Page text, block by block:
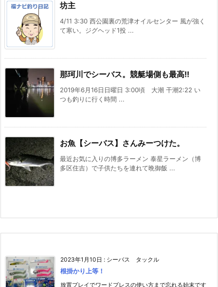
坊主
4/11 3:30 西公園裏の荒津オイルセンター 風が強く
て寒い。ジグヘッド1投 ...
那珂川でシーバス。競艇場側も最高!!
2019年6月16日日曜日 3:00頃 大潮 干潮2:22 い
つも釣りに行く時間 ...
お魚【シーバス】さんみーつけた。
最近お気に入りの博多ラーメン 泰星ラーメン（博
多区住吉）で子供たちを連れて晩御飯 ...
2023年1月10日 : シーバス タックル
根掛かり上等！
放置プレイでワードプレスの使い方まで忘れる始末です